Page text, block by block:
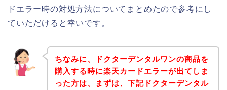
ドエラー時の対処方法についてまとめたので参考にし
ていただけると幸いです。
ちなみに、ドクターデンタルワンの商品を
購入する時に楽天カードエラーが出てしま
った方は、まずは、下記ドクターデンタル